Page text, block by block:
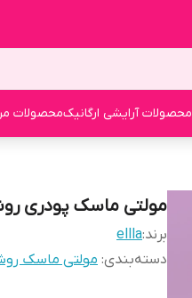
محصولات آرایشی ارگانیکمحصولات
مولتی ماسک پودری
برند:ellla
دسته‌بندی: مولتی ماسک